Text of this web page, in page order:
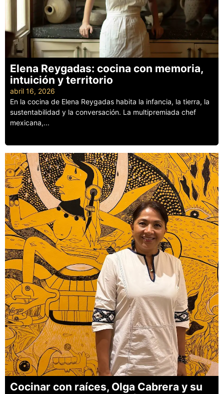
Elena Reygadas: cocina con memoria,
intuición y territorio
abril 16, 2026
En la cocina de Elena Reygadas habita la infancia, la tierra, la
sustentabilidad y la conversación. La multipremiada chef
mexicana,...
Cocinar con raíces, Olga Cabrera y su